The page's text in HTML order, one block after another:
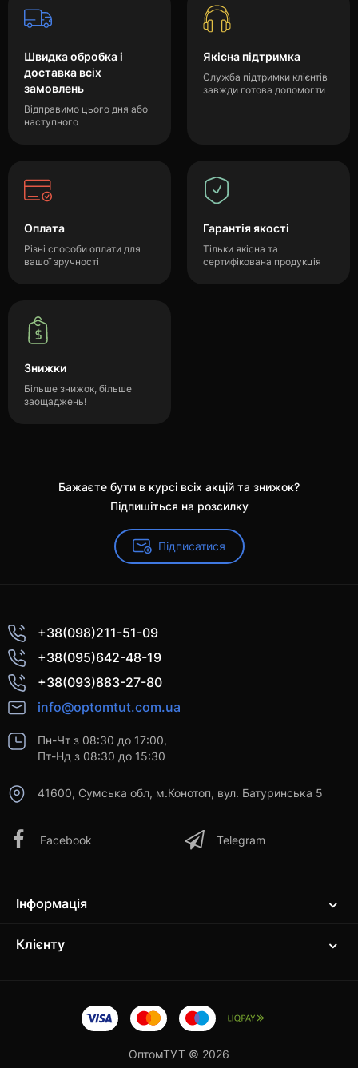
Швидка обробка і
доставка всіх
замовлень
Відправимо цього дня або
наступного
Якісна підтримка
Служба підтримки клієнтів
завжди готова допомогти
Оплата
Різні способи оплати для
вашої зручності
Гарантія якості
Тільки якісна та
сертифікована продукція
Знижки
Більше знижок, більше
заощаджень!
Бажаєте бути в курсі всіх акцій та знижок?
Підпишіться на розсилку
Підписатися
+38(098)211-51-09
+38(095)642-48-19
+38(093)883-27-80
info@optomtut.com.ua
Пн-Чт з 08:30 до 17:00,
Пт-Нд з 08:30 до 15:30
41600, Сумська обл, м.Конотоп, вул. Батуринська 5
Facebook Telegram
Інформація
Клієнту
ОптомТУТ © 2026